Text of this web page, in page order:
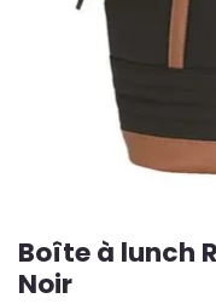
Boîte à lunch
Noir